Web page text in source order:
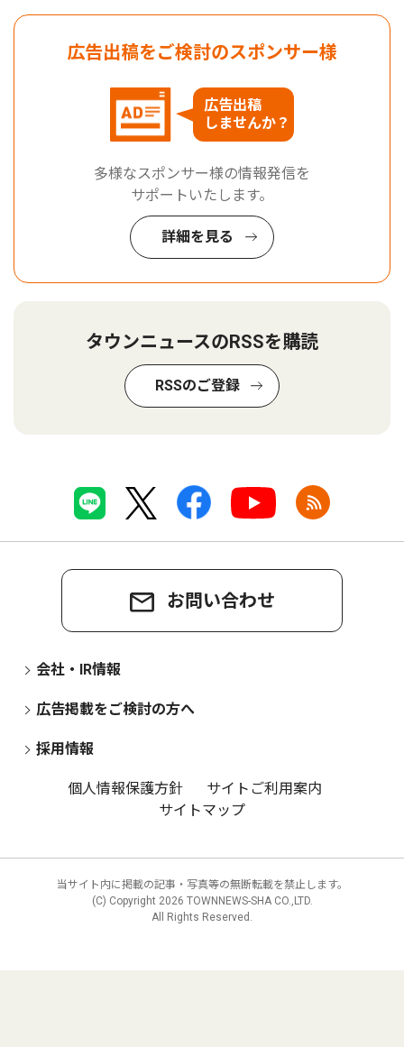
広告出稿をご検討のスポンサー様
広告出稿
しませんか？
多様なスポンサー様の情報発信を
サポートいたします。
詳細を見る
タウンニュースのRSSを購読
RSSのご登録
お問い合わせ
会社・IR情報
広告掲載をご検討の方へ
採用情報
個人情報保護方針
サイトご利用案内
サイトマップ
当サイト内に掲載の記事・写真等の無断転載を禁止します。
(C) Copyright 2026 TOWNNEWS-SHA CO.,LTD.
All Rights Reserved.